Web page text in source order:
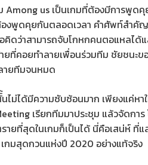
ม Among us เป็นเกมที่ต้องมีการพู
พูดคุยกันตลอดเวลา คำศัพท์สำคัญ
คิดว่าสามารถจับโกหกคนตอแหลได้
ยที่คอยทำลายเพื่อนร่วมทีม ชัยชนะ
ายทีมจนหมด
ไม่ได้มีความซับซ้อนมาก เพียงแค่หา
เรียกทีมมาประชุม แล้วจัดกา
ายที่สุดในเกมก็เป็นได้ นี่คือเสน่ห์
กมสุดกวนแห่งปี 2020 อย่างแท้จริง